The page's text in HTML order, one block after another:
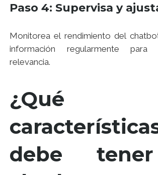
Paso 4: Supervisa y
Monitorea el rendimiento del
información regularmente para
relevancia.
¿Qué
debe